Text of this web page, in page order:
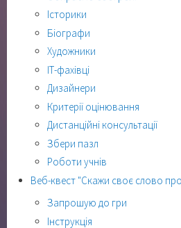
Історики
Біографи
Художники
ІТ-фахівці
Дизайнери
Критерії оцінювання
Дистанційні консультації
Збери пазл
Роботи учнів
Веб-квест "Скажи своє слово
Запрошую до гри
Інструкція